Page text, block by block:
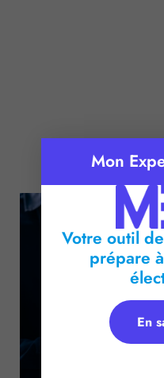
Temps
Mon
Votre outil
prépare
En